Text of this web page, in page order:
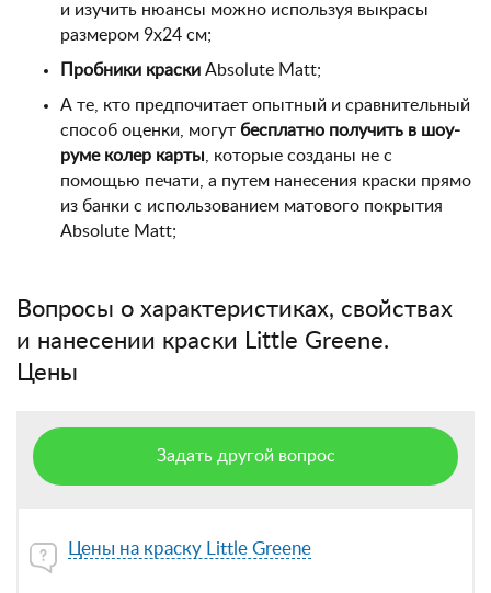
и изучить нюансы можно используя выкрасы
размером 9х24 см;
Пробники краски Absolute Matt;
А те, кто предпочитает опытный и сравнительный
способ оценки, могут бесплатно получить в шоу-
руме колер карты , которые созданы не с
помощью печати, а путем нанесения краски прямо
из банки с использованием матового покрытия
Absolute Matt;
Вопросы о характеристиках, свойствах
и нанесении краски Little Greene.
Цены
Задать другой вопрос
Цены на краску Little Greene